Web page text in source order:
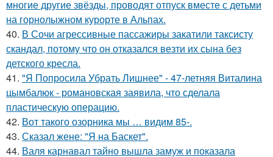
многие другие звёзды, проводят отпуск вместе с детьми
на горнолыжном курорте в Альпах.
40. В Сочи агрессивные пассажиры закатили таксисту
скандал, потому что он отказался везти их сына без
детского кресла.
41. "Я Попросила Убрать Лишнее" - 47-летняя Виталина
цымбалюк - романовская заявила, что сделала
пластическую операцию.
42. Вот такого озорника мы … видим 85-.
43. Сказал жене: "Я на Баскет".
44. Валя карнавал тайно вышла замуж и показала